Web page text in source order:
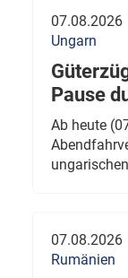
07.08.2026
Ungarn
Pause
Ab heute
07.08.2026
Rumänien